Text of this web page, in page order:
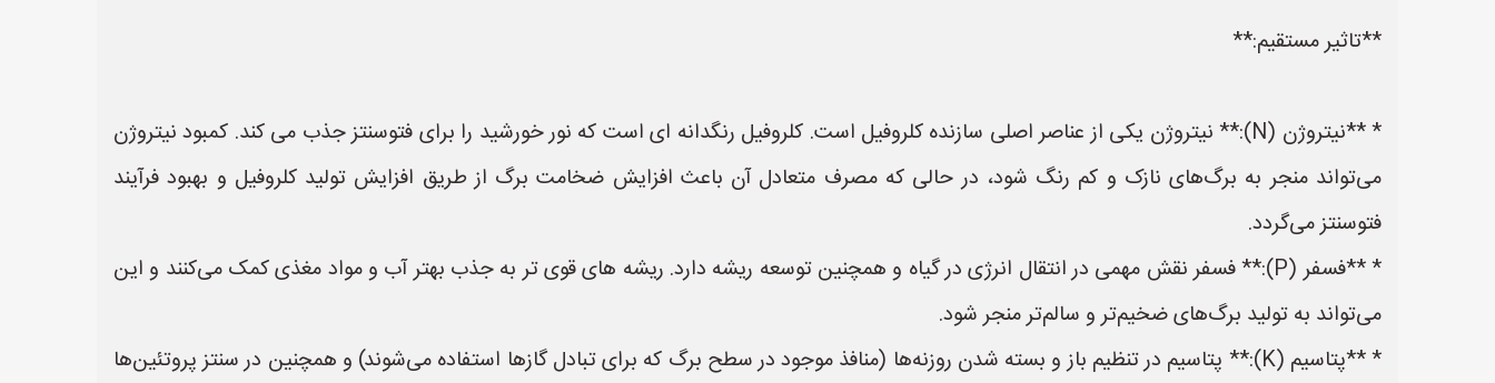
**تاثیر مستقیم:**
* **نیتروژن (N):** نیتروژن یکی از عناصر اصلی سازنده کلروفیل است. کلروفیل رنگدانه ای است که نور خورشید را برای فتوسنتز جذب می کند. کمبود نیتروژن
می‌تواند منجر به برگ‌های نازک و کم رنگ شود، در حالی که مصرف متعادل آن باعث افزایش ضخامت برگ از طریق افزایش تولید کلروفیل و بهبود فرآیند
فتوسنتز می‌گردد.
* **فسفر (P):** فسفر نقش مهمی در انتقال انرژی در گیاه و همچنین توسعه ریشه دارد. ریشه های قوی تر به جذب بهتر آب و مواد مغذی کمک می‌کنند و این
می‌تواند به تولید برگ‌های ضخیم‌تر و سالم‌تر منجر شود.
* **پتاسیم (K):** پتاسیم در تنظیم باز و بسته شدن روزنه‌ها (منافذ موجود در سطح برگ که برای تبادل گازها استفاده می‌شوند) و همچنین در سنتز پروتئین‌ها